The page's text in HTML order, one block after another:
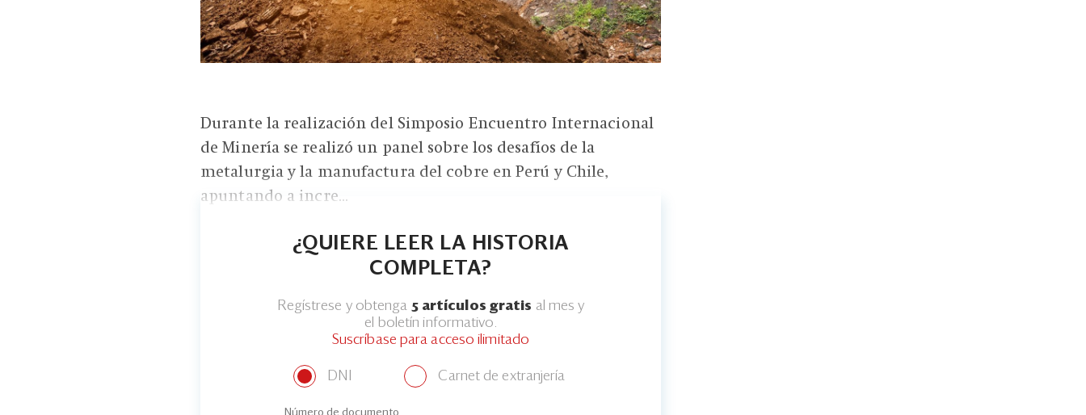
Durante la realización del Simposio Encuentro Internacional
de Minería se realizó un panel sobre los desafíos de la
metalurgia y la manufactura del cobre en Perú y Chile,
apuntando a incre...
¿QUIERE LEER LA HISTORIA
COMPLETA?
Regístrese y obtenga 5 artículos gratis al mes y
el boletín informativo.
Suscríbase para acceso ilimitado
DNI Carnet de extranjería